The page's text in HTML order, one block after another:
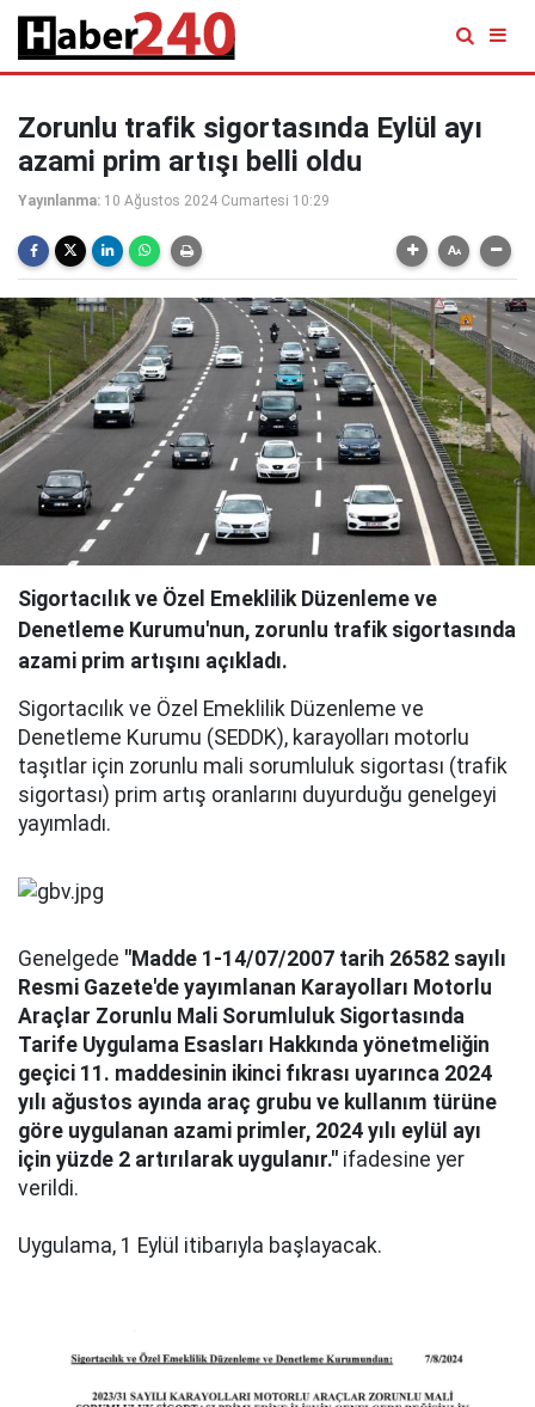
Zorunlu trafik sigortasında Eylül ayı
azami prim artışı belli oldu
Yayınlanma: 10 Ağustos 2024 Cumartesi 10:29
Sigortacılık ve Özel Emeklilik Düzenleme ve
Denetleme Kurumu'nun, zorunlu trafik sigortasında
azami prim artışını açıkladı.
Sigortacılık ve Özel Emeklilik Düzenleme ve
Denetleme Kurumu (SEDDK), karayolları motorlu
taşıtlar için zorunlu mali sorumluluk sigortası (trafik
sigortası) prim artış oranlarını duyurduğu genelgeyi
yayımladı.
Genelgede "Madde 1-14/07/2007 tarih 26582 sayılı
Resmi Gazete'de yayımlanan Karayolları Motorlu
Araçlar Zorunlu Mali Sorumluluk Sigortasında
Tarife Uygulama Esasları Hakkında yönetmeliğin
geçici 11. maddesinin ikinci fıkrası uyarınca 2024
yılı ağustos ayında araç grubu ve kullanım türüne
göre uygulanan azami primler, 2024 yılı eylül ayı
için yüzde 2 artırılarak uygulanır." ifadesine yer
verildi.
Uygulama, 1 Eylül itibarıyla başlayacak.